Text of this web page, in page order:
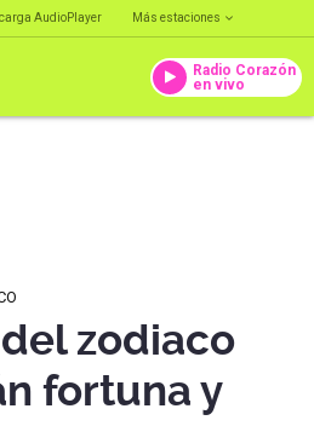
AudioPlayer Más estaciones
Radio Corazón
en vivo
zodiaco
fortuna y